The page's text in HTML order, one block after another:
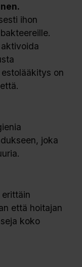
ihon
on
joka
erittäin
että hoitajan
koko